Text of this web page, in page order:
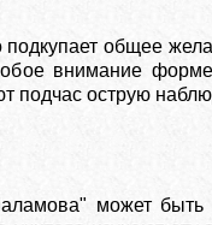
общее
внимание
подчас острую
может быть